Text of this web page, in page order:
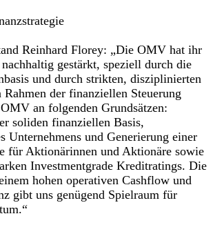
Reinhard Florey: „Die OMV hat ihr
gestärkt, speziell durch die
und durch strikten, disziplinierten
der finanziellen Steuerung
an folgenden Grundsätzen:
soliden finanziellen Basis,
Unternehmens und Generierung einer
für Aktionärinnen und Aktionäre sowie
Investmentgrade Kreditratings. Die
hohen operativen Cashflow und
gibt uns genügend Spielraum für